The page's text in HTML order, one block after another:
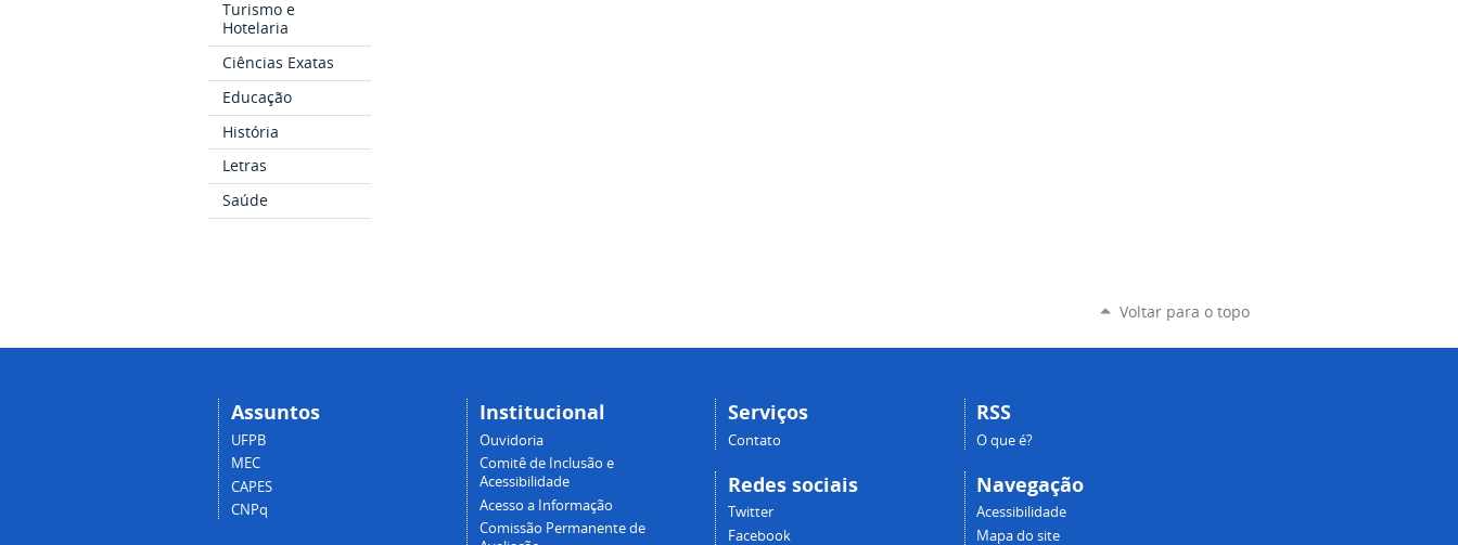
Turismo e
Hotelaria
Ciências Exatas
Educação
História
Letras
Saúde
Voltar para o topo
Assuntos
UFPB
MEC
CAPES
CNPq
Institucional
Ouvidoria
Comitê de Inclusão e
Acessibilidade
Acesso a Informação
Comissão Permanente de
Serviços
Contato
Redes sociais
Twitter
Facebook
RSS
O que é?
Navegação
Acessibilidade
Mapa do site